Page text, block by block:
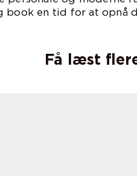
book en tid for at opnå
Få læst